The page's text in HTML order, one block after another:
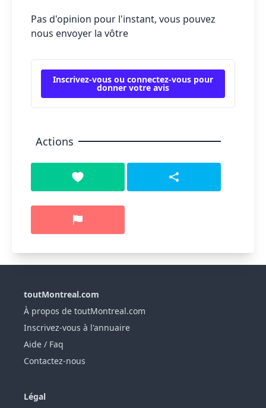
Pas d'opinion pour l'instant, vous pouvez
nous envoyer la vôtre
Inscrivez-vous ou connectez-vous pour
donner votre avis
Actions
toutMontreal.com
À propos de toutMontreal.com
Inscrivez-vous à l'annuaire
Aide / Faq
Contactez-nous
Légal